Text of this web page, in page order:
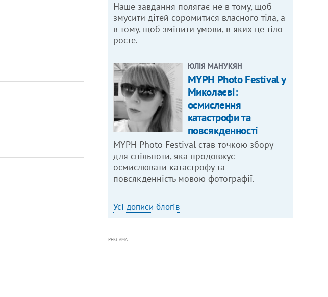
Наше завдання полягає не в тому, щоб
змусити дітей соромитися власного тіла, а
в тому, щоб змінити умови, в яких це тіло
росте.
ЮЛІЯ МАНУКЯН
MYPH Photo Festival у
Миколаєві:
осмислення
катастрофи та
повсякденності
MYPH Photo Festival став точкою збору
для спільноти, яка продовжує
осмислювати катастрофу та
повсякденність мовою фотографії.
Усі дописи блогів
РЕКЛАМА